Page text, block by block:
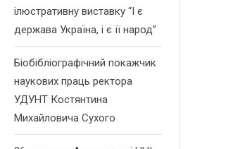
ілюстративну виставку “І є
держава Україна, і є її народ”
Біобібліографічний покажчик
наукових праць ректора
УДУНТ Костянтина
Михайловича Сухого